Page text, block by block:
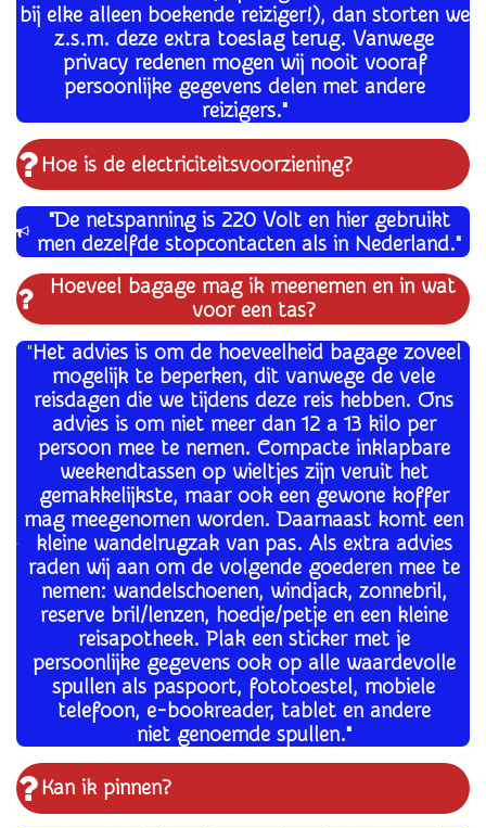
bij elke alleen boekende reiziger!), dan storten we
z.s.m. deze extra toeslag terug. Vanwege
privacy redenen mogen wij nooit vooraf
persoonlijke gegevens delen met andere
reizigers."
Hoe is de electriciteitsvoorziening?
"De netspanning is 220 Volt en hier gebruikt
men dezelfde stopcontacten als in Nederland."
Hoeveel bagage mag ik meenemen en in wat
voor een tas?
"Het advies is om de hoeveelheid bagage zoveel
mogelijk te beperken, dit vanwege de vele
reisdagen die we tijdens deze reis hebben. Ons
advies is om niet meer dan 12 a 13 kilo per
persoon mee te nemen. Compacte inklapbare
weekendtassen op wieltjes zijn veruit het
gemakkelijkste, maar ook een gewone koffer
mag meegenomen worden. Daarnaast komt een
kleine wandelrugzak van pas. Als extra advies
raden wij aan om de volgende goederen mee te
nemen: wandelschoenen, windjack, zonnebril,
reserve bril/lenzen, hoedje/petje en een kleine
reisapotheek. Plak een sticker met je
persoonlijke gegevens ook op alle waardevolle
spullen als paspoort, fototoestel, mobiele
telefoon, e-bookreader, tablet en andere
niet genoemde spullen."
Kan ik pinnen?